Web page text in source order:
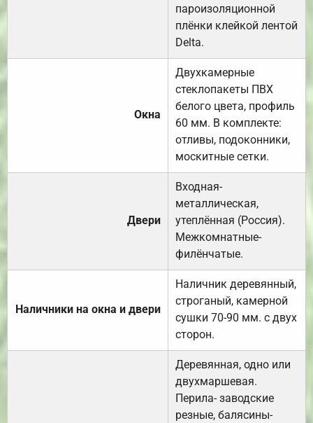
пароизоляционной
плёнки клейкой лентой
Delta.
Окна
Двухкамерные
стеклопакеты ПВХ
белого цвета, профиль
60 мм. В комплекте:
отливы, подоконники,
москитные сетки.
Двери
Входная-
металлическая,
утеплённая (Россия).
Межкомнатные-
филёнчатые.
Наличники на окна и двери
Наличник деревянный,
строганый, камерной
сушки 70-90 мм. с двух
сторон.
Деревянная, одно или
двухмаршевая.
Перила- заводские
резные, балясины-